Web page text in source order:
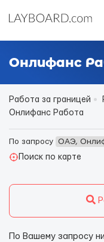
Онлифанс
Работа за границей
Онлифанс Работа
По запросу ОАЭ,
Поиск по карте
По Вашему запросу